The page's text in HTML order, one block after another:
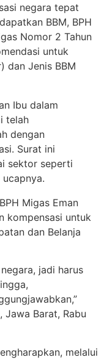
negara tepat
BBM, BPH
Nomor 2 Tahun
untuk
dan Jenis BBM
Ibu dalam
telah
dengan
Surat ini
sektor seperti
ucapnya.
Migas Eman
kompensasi untuk
dan Belanja
jadi harus
Barat, Rabu
melalui